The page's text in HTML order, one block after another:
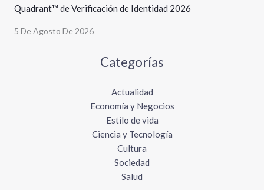
Quadrant™ de Verificación de Identidad 2026
5 De Agosto De 2026
Categorías
Actualidad
Economía y Negocios
Estilo de vida
Ciencia y Tecnología
Cultura
Sociedad
Salud